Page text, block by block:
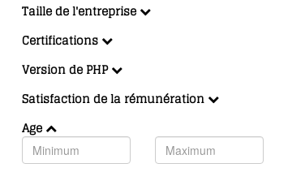
Taille de l'entreprise
Certifications
Version de PHP
Satisfaction de la rémunération
Age